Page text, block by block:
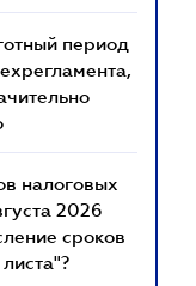
период
налоговых
2026
сроков